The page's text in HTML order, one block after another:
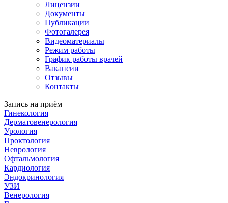
Лицензии
Документы
Публикации
Фотогалерея
Видеоматериалы
Режим работы
График работы врачей
Вакансии
Отзывы
Контакты
Запись на приём
Гинекология
Дерматовенерология
Урология
Проктология
Неврология
Офтальмология
Кардиология
Эндокринология
УЗИ
Венерология